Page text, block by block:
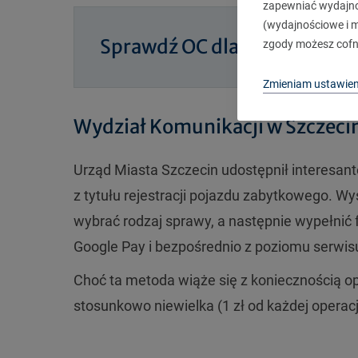
Sprawdź OC dla Twojego
Wydział Komunikacji w
Urząd Miasta Szczecin udostępnił
z tytułu rejestracji pojazdu zabytkowego.
wybrać rodzaj sprawy, a następnie
Google Pay i bezpośrednio z poziomu
Choć ta metoda wiąże się z koniecznością
stosunkowo niewielka (1 zł od każdej
zapewniać
(wydajnościowe i
zgody możesz
Zmieniam